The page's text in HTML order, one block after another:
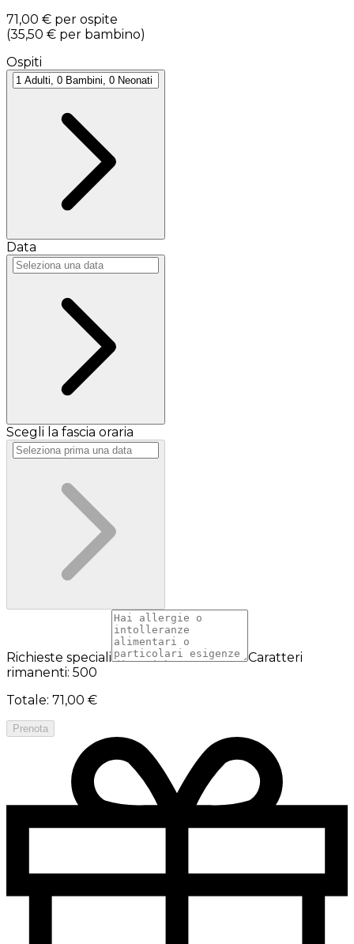
71,00 € per ospite
(35,50 € per bambino)
Ospiti
Data
Scegli la fascia oraria
Richieste speciali
Caratteri
rimanenti: 500
Totale: 71,00 €
Prenota